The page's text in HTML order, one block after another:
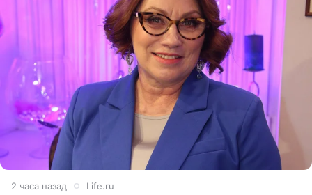
2 часа назад Life.ru